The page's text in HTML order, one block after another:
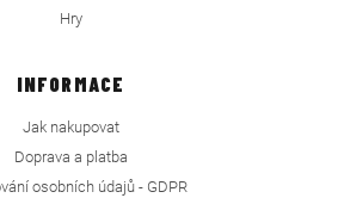
Hry
INFORMACE
Jak nakupovat
Doprava a platba
osobních údajů - GDPR